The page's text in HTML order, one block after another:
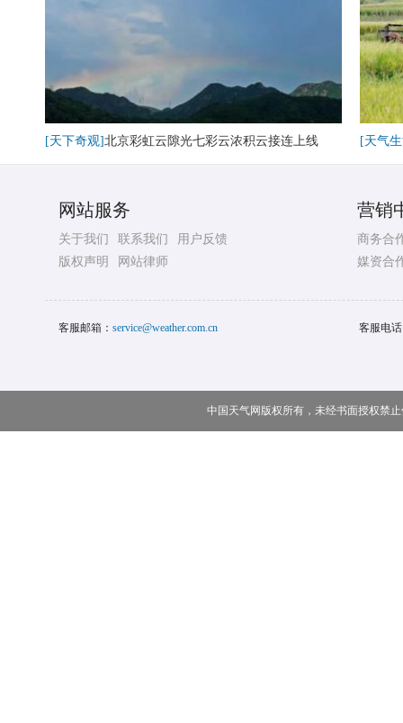
[天下奇观]北京彩虹云隙光七彩云浓积云接连上线 [天气
网站服务
关于我们 联系我们
用户反馈
版权声明
网站律师
营销
商务合
媒资合
客服邮箱： service@weather.com.cn 客服电
中国天气网版权所有，未经书面授权